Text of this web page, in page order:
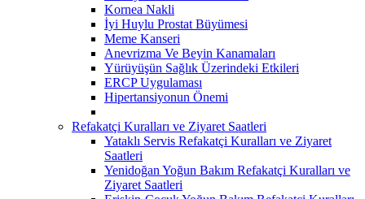
Kornea Nakli
İyi Huylu Prostat Büyümesi
Meme Kanseri
Anevrizma Ve Beyin Kanamaları
Yürüyüşün Sağlık Üzerindeki Etkileri
ERCP Uygulaması
Hipertansiyonun Önemi
Refakatçi Kuralları ve Ziyaret Saatleri
Yataklı Servis Refakatçi Kuralları ve Ziyaret
Saatleri
Yenidoğan Yoğun Bakım Refakatçi Kuralları ve
Ziyaret Saatleri